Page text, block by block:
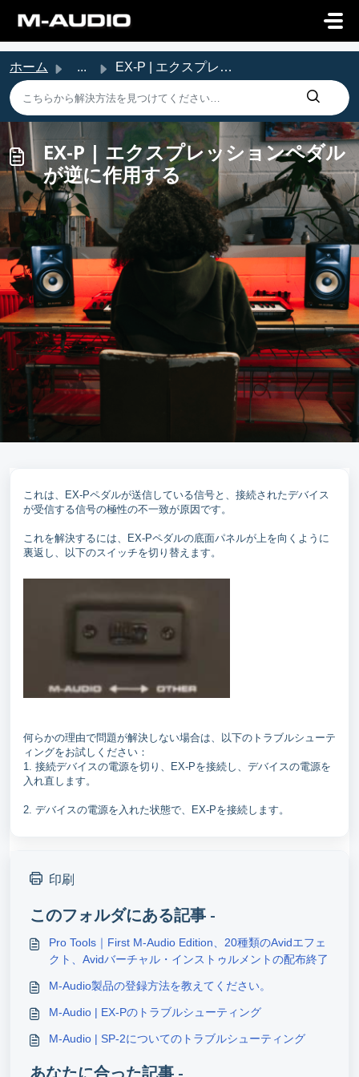
ホーム ... EX-P | エクスプレッションペダルが逆に作用する
EX-P | エクスプレッションペダル
が逆に作用する
これは、EX-Pペダルが送信している信号と、接続されたデバイス
が受信する信号の極性の不一致が原因です。
これを解決するには、EX-Pペダルの底面パネルが上を向くように
裏返し、以下のスイッチを切り替えます。
何らかの理由で問題が解決しない場合は、以下のトラブルシューテ
ィングをお試しください：
1. 接続デバイスの電源を切り、EX-Pを接続し、デバイスの電源を
入れ直します。
2. デバイスの電源を入れた状態で、EX-Pを接続します。
印刷
このフォルダにある記事 -
Pro Tools｜First M-Audio Edition、20種類のAvidエフェ
クト、Avidバーチャル・インストゥルメントの配布終了
M-Audio製品の登録方法を教えてください。
M-Audio | EX-Pのトラブルシューティング
M-Audio | SP-2についてのトラブルシューティング